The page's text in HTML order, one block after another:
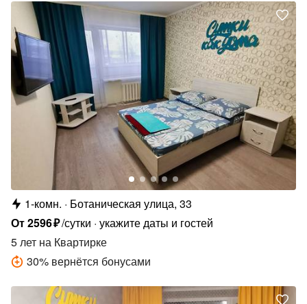
1-комн.
Ботаническая улица, 33
От2596₽/сутки укажите даты и гостей
5 лет на Квартирке
30% вернётся бонусами